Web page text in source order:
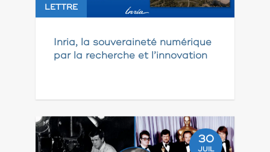
LETTRE
Inria, la souveraineté numérique
par la recherche et l’innovation
30
JUIL